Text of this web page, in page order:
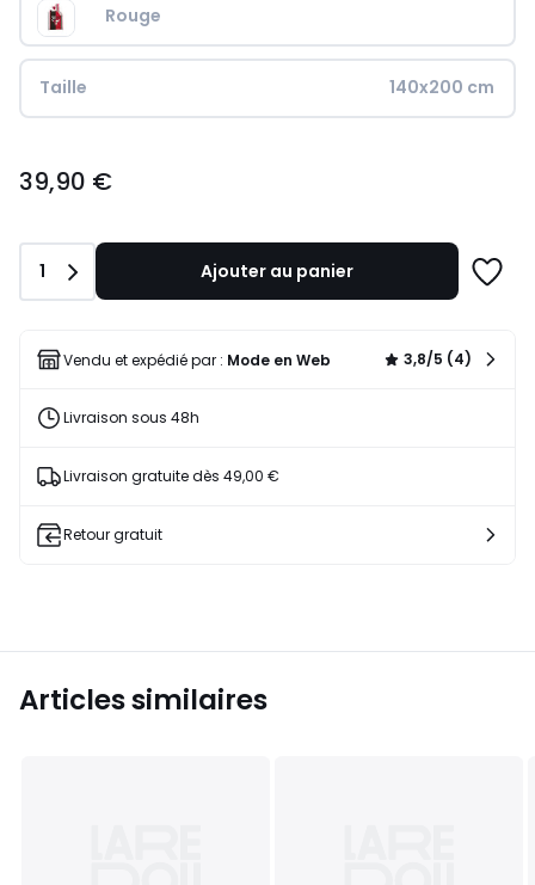
Rouge
Taille 140x200 cm
€.
39,90 €
Quantité
1 Ajouter au panier
liste
Vendu et expédié par : Mode en Web 3,8/5 (4)
Livraison sous 48h
Livraison gratuite dès 49,00 €
Retour gratuit
Articles similaires